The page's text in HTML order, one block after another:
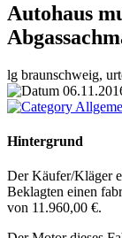
Autohaus
lg braunschweig,
Hintergrund
Der Käufer/Kläger
Beklagten einen
von 11.960,00 €.